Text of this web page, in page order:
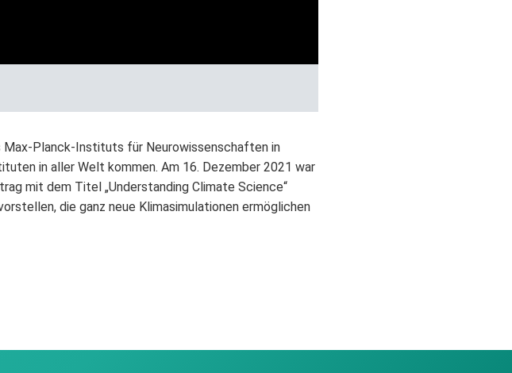
Max-Planck-Instituts für Neurowissenschaften in
in aller Welt kommen. Am 16. Dezember 2021 war
mit dem Titel „Understanding Climate Science“
die ganz neue Klimasimulationen ermöglichen